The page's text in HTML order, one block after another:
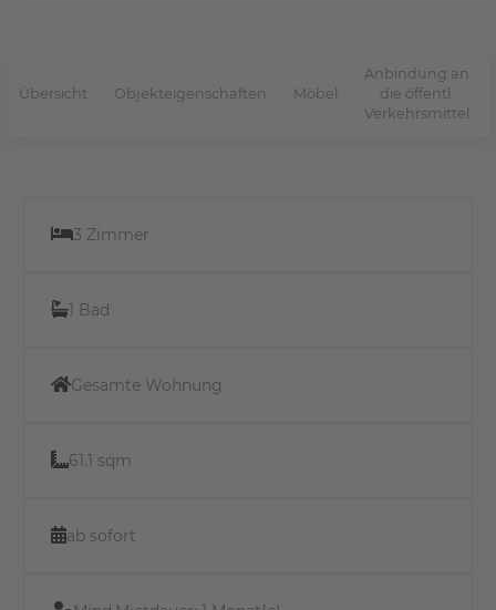
Übersicht Objekteigenschaften Möbel
Anbindung an
die öffentl.
Verkehrsmittel
3 Zimmer
1 Bad
Gesamte Wohnung
61.1 sqm
ab sofort